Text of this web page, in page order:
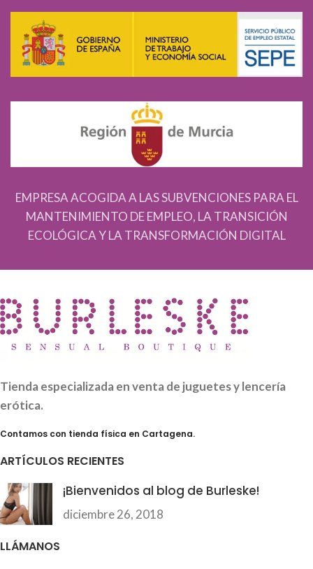
EMPRESA ACOGIDA A LAS SUBVENCIONES PARA EL
MANTENIMIENTO DE EMPLEO, LA TRANSICIÓN
ECOLÓGICA Y LA TRANSFORMACIÓN DIGITAL
Tienda especializada en venta de juguetes y lencería
erótica.
Contamos con tienda física en Cartagena.
ARTÍCULOS RECIENTES
¡Bienvenidos al blog de Burleske!
diciembre 26, 2018
LLÁMANOS